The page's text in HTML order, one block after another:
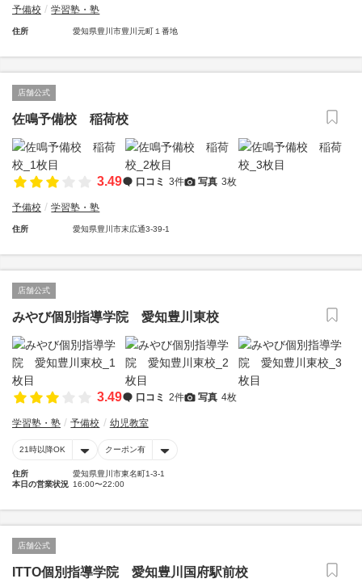
予備校 学習塾・塾
住所 愛知県豊川市豊川元町１番地
店舗公式
佐鳴予備校 稲荷校
3.49 口コミ 3件 写真 3枚
予備校 学習塾・塾
住所 愛知県豊川市末広通3-39-1
店舗公式
みやび個別指導学院 愛知豊川東校
3.49 口コミ 2件 写真 4枚
学習塾・塾 予備校 幼児教室
21時以降OK クーポン有
住所
愛知県豊川市東名町1-3-1
本日の営業状況 16:00〜22:00
店舗公式
ITTO個別指導学院 愛知豊川国府駅前校